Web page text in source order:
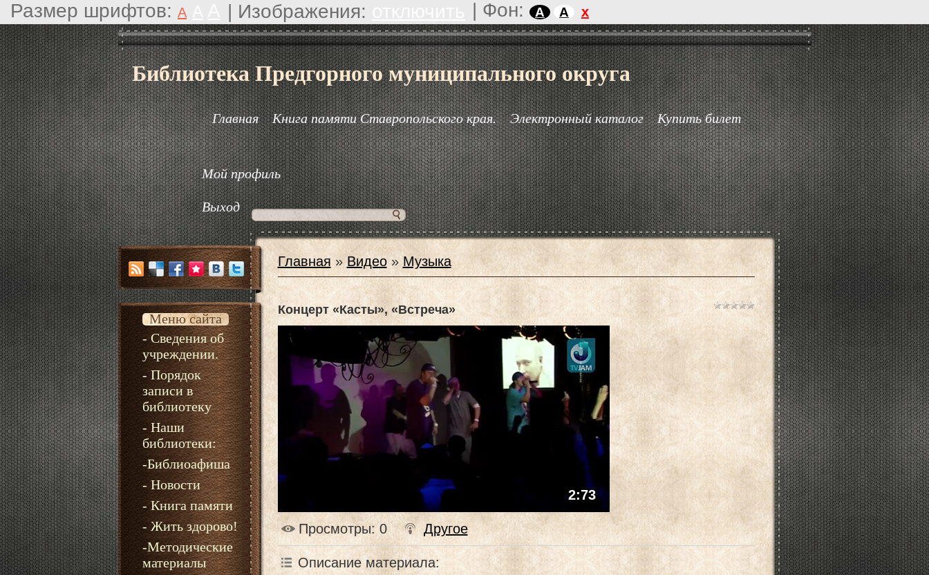
Размер шрифтов: A | Изображения: | Фон: A A x
Библиотека Предгорного муниципального округа
Главная Книга памяти Ставропольского края. Электронный каталог Купить билет
Мой профиль
Выход
Меню сайта
- Сведения об
учреждении.
- Порядок
записи в
библиотеку
- Наши
библиотеки:
-Библиоафиша
- Новости
- Книга памяти
- Жить здорово!
-Методические
материалы
Главная »Видео» Музыка
Концерт «Касты», «Встреча»
2:73
Просмотры: 0 Другое
Описание материала: